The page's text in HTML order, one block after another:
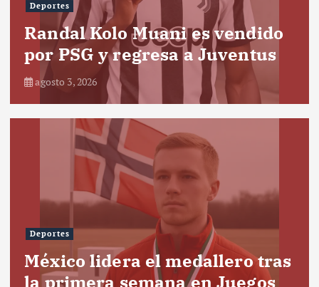
Deportes
Randal Kolo Muani es vendido
por PSG y regresa a Juventus
agosto 3, 2026
Deportes
México lidera el medallero tras
la primera semana en Juegos